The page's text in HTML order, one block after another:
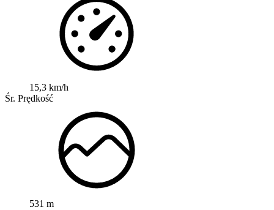
15,3 km/h
Śr. Prędkość
531 m